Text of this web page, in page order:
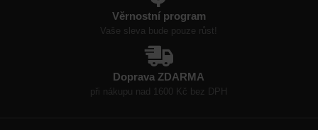
Věrnostní program
Vaše sleva bude pouze růst!
Doprava ZDARMA
při nákupu nad 1600 Kč bez DPH